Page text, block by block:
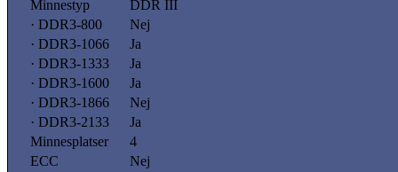
Minnestyp
DDR III
· DDR3-800
Nej
· DDR3-1066
Ja
· DDR3-1333
Ja
· DDR3-1600
Ja
· DDR3-1866
Nej
· DDR3-2133
Ja
Minnesplatser
4
ECC
Nej